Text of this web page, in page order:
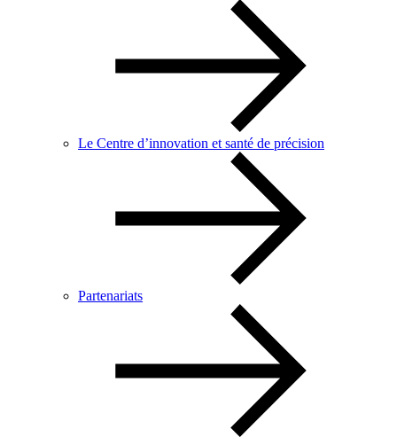
Le Centre d’innovation et santé de précision
Partenariats